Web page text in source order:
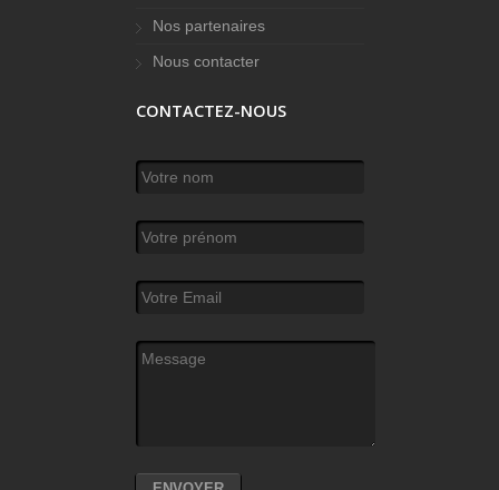
Nos partenaires
Nous contacter
CONTACTEZ-NOUS
Votre nom
Votre prénom
Votre Email
Message